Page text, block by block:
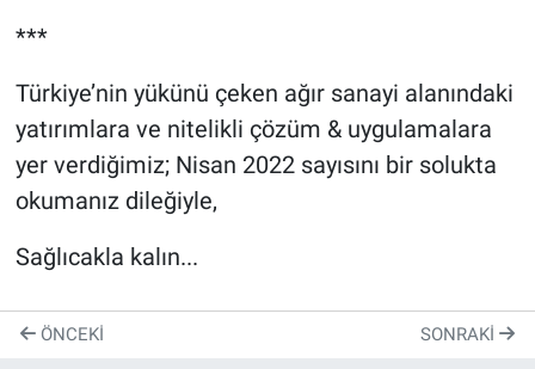
***
Türkiye’nin yükünü çeken ağır sanayi alanındaki
yatırımlara ve nitelikli çözüm & uygulamalara
yer verdiğimiz; Nisan 2022 sayısını bir solukta
okumanız dileğiyle,
Sağlıcakla kalın...
ÖNCEKI SONRAKI